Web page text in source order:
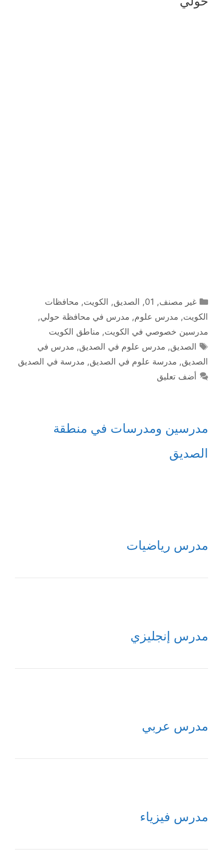
التصنيفات
غير مصنف,
01
, الصديق, الكويت, محافظات
الكويت, مدرس علوم, مدرس في محافظة حولي,
مدرسين خصوصي في الكويت, مناطق الكويت
الوسوم
الصديق, مدرس علوم في الصديق, مدرس في
الصديق, مدرسة علوم في الصديق, مدرسة في الصديق
أضف تعليق
مدرسين ومدرسات في منطقة
الصديق
مدرس رياضيات
مدرس إنجليزي
مدرس عربي
مدرس فيزياء